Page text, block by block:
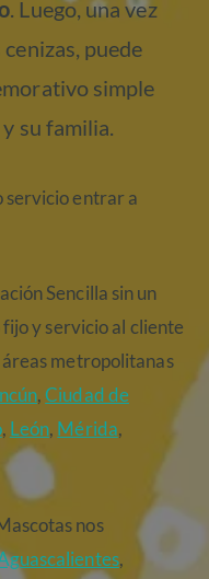
. Luego, una vez
puede
simple
su familia.
servicio entrar a
Sencilla sin un
y servicio al cliente
metropolitanas
,Ciudad de
, León, Mérida,
nos
,